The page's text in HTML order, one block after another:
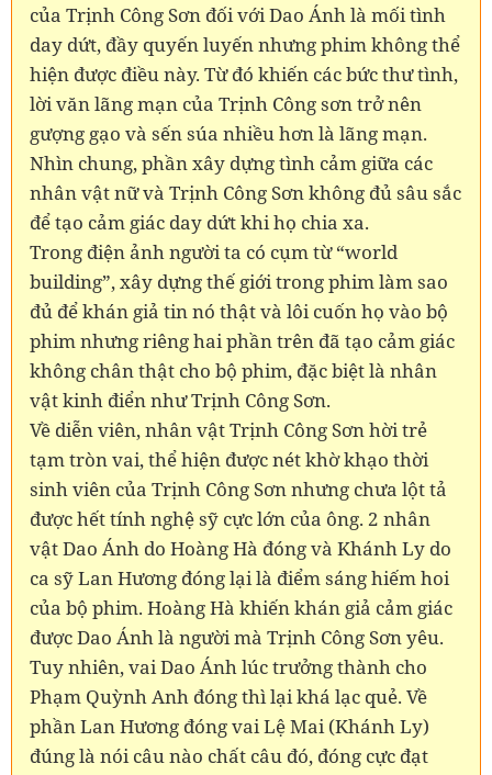
của Trịnh Công Sơn đối với Dao Ánh là mối tình
day dứt, đầy quyến luyến nhưng phim không thể
hiện được điều này. Từ đó khiến các bức thư tình,
lời văn lãng mạn của Trịnh Công sơn trở nên
gượng gạo và sến súa nhiều hơn là lãng mạn.
Nhìn chung, phần xây dựng tình cảm giữa các
nhân vật nữ và Trịnh Công Sơn không đủ sâu sắc
để tạo cảm giác day dứt khi họ chia xa.
Trong điện ảnh người ta có cụm từ “world
building”, xây dựng thế giới trong phim làm sao
đủ để khán giả tin nó thật và lôi cuốn họ vào bộ
phim nhưng riêng hai phần trên đã tạo cảm giác
không chân thật cho bộ phim, đặc biệt là nhân
vật kinh điển như Trịnh Công Sơn.
Về diễn viên, nhân vật Trịnh Công Sơn hời trẻ
tạm tròn vai, thể hiện được nét khờ khạo thời
sinh viên của Trịnh Công Sơn nhưng chưa lột tả
được hết tính nghệ sỹ cực lớn của ông. 2 nhân
vật Dao Ánh do Hoàng Hà đóng và Khánh Ly do
ca sỹ Lan Hương đóng lại là điểm sáng hiếm hoi
của bộ phim. Hoàng Hà khiến khán giả cảm giác
được Dao Ánh là người mà Trịnh Công Sơn yêu.
Tuy nhiên, vai Dao Ánh lúc trưởng thành cho
Phạm Quỳnh Anh đóng thì lại khá lạc quẻ. Về
phần Lan Hương đóng vai Lệ Mai (Khánh Ly)
đúng là nói câu nào chất câu đó, đóng cực đạt